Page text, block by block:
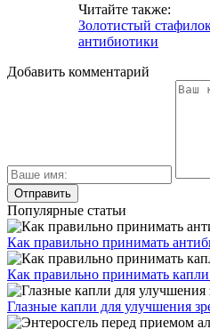
Читайте также:
Золотистый
антибиотики
Добавить комментарий
Популярные статьи
Как правильно принимать
Как правильно принимать
Глазные капли для улучшения